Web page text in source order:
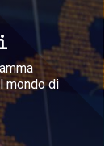
mondo di